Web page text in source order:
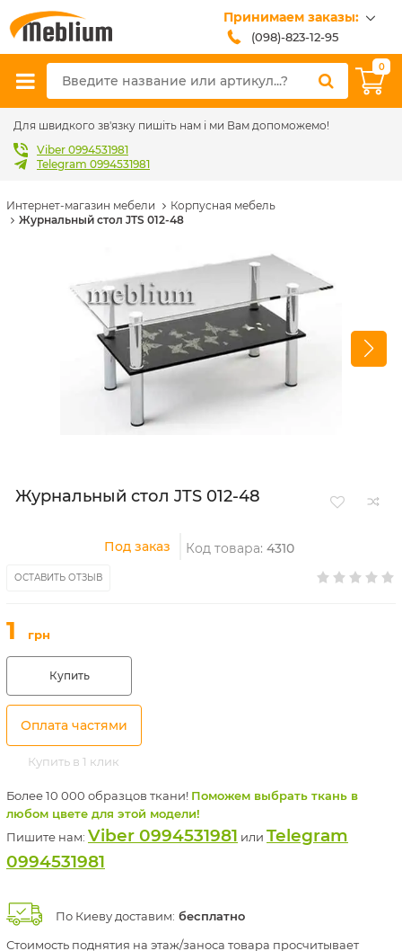
Принимаем заказы:
(098)-823-12-95
(099)-608-42-32
(093)-618-62-02
sales@meblium.com.ua
0
Для швидкого зв'язку пишіть нам і ми Вам допоможемо!
Viber 0994531981
Telegram 0994531981
Интернет-магазин мебели
Корпусная мебель
Журнальный стол JTS 012-48
Журнальный стол JTS 012-48
Под заказ Код товара: 4310
ОСТАВИТЬ ОТЗЫВ
1 грн
Купить
Оплата частями
Купить в 1 клик
Более 10 000 образцов ткани! Поможем выбрать ткань в
любом цвете для этой модели!
Пишите нам: Viber 0994531981 или Telegram
0994531981
По Киеву доставим: бесплатно
Стоимость поднятия на этаж/заноса товара просчитывает